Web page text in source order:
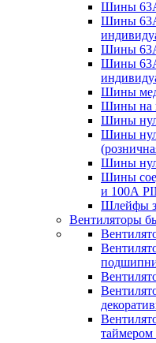
Шины
Шины
Шины
Шины
Шины
Шины на
Шины
Шины
Шины
Шины
и 100А
Шлейфы
Вентиляторы